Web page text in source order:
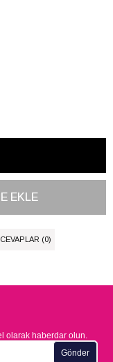
(0)
olarak haberdar olun.
Gönder